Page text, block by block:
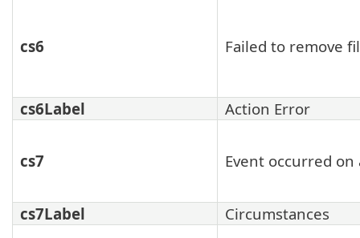
cs6 Failed to remove
cs6Label Action Error
cs7 Event occurred
cs7Label Circumstances